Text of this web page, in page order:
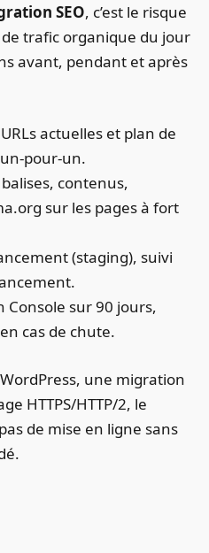
SEO, c’est le risque
de trafic organique du jour
avant, pendant et après
actuelles et plan de
un-pour-un.
contenus,
sur les pages à fort
(staging), suivi
Console sur 90 jours,
cas de chute.
une migration
HTTPS/HTTP/2, le
de mise en ligne sans